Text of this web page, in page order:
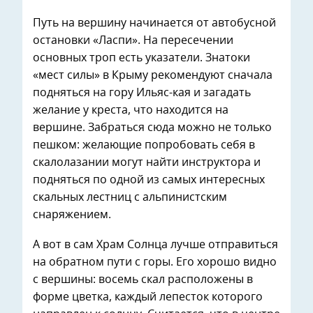
Путь на вершину начинается от автобусной
остановки «Ласпи». На пересечении
основных троп есть указатели. Знатоки
«мест силы» в Крыму рекомендуют сначала
подняться на гору Ильяс-кая и загадать
желание у креста, что находится на
вершине. Забраться сюда можно не только
пешком: желающие попробовать себя в
скалолазании могут найти инструктора и
подняться по одной из самых интересных
скальных лестниц с альпинистским
снаряжением.
А вот в сам Храм Солнца лучше отправиться
на обратном пути с горы. Его хорошо видно
с вершины: восемь скал расположены в
форме цветка, каждый лепесток которого